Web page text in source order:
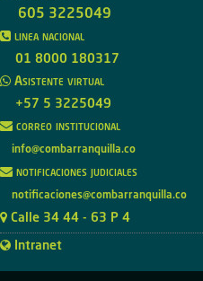
605 3225049
linea nacional
01 8000 180317
Asistente virtual
+57 5 3225049
correo institucional
info@combarranquilla.co
notificaciones judiciales
notificaciones@combarranquilla.co
Calle 34 44 - 63 P 4
Intranet